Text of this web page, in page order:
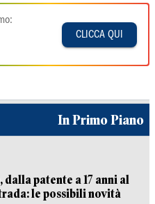
CLICCA QUI
In Primo Piano
patente a 17 anni al
le possibili novità